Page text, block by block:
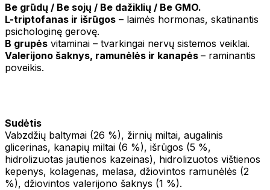
Be grūdų / Be sojų / Be dažiklių / Be GMO.
L-triptofanas ir išrūgos – laimės hormonas, skatinantis
psichologinę gerovę.
B grupės vitaminai – tvarkingai nervų sistemos veiklai.
Valerijono šaknys, ramunėlės ir kanapės – raminantis
poveikis.
Sudėtis
Vabzdžių baltymai (26 %), žirnių miltai, augalinis
glicerinas, kanapių miltai (6 %), išrūgos (5 %,
hidrolizuotas jautienos kazeinas), hidrolizuotos vištienos
kepenys, kolagenas, melasa, džiovintos ramunėlės (2
%), džiovintos valerijono šaknys (1 %).